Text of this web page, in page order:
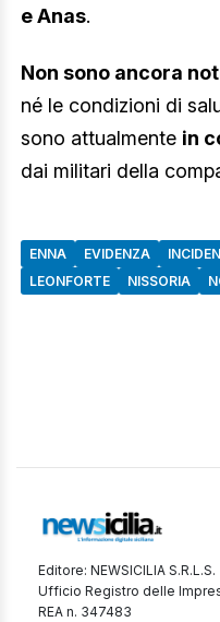
e Anas.
Non sono ancora
né le condizioni di
sono attualmente in
dai militari della
ENNA EVIDENZA
LEONFORTE
NISSORIA
Editore: NEWSICILIA S.R.L.S.
Ufficio Registro delle
REA n. 347483